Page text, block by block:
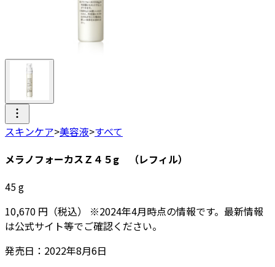
スキンケア>美容液>すべて
メラノフォーカスＺ４５g （レフィル）
45g
10,670 円 （税込） ※2024年4月時点の情報です。最新情報
は公式サイト等でご確認ください。
発売日： 2022年8月6日